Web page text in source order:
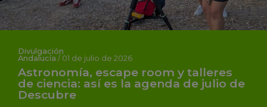
Divulgación
Andalucía / 01 de julio de 2026
Astronomía, escape room y talleres
de ciencia: así es la agenda de julio de
Descubre